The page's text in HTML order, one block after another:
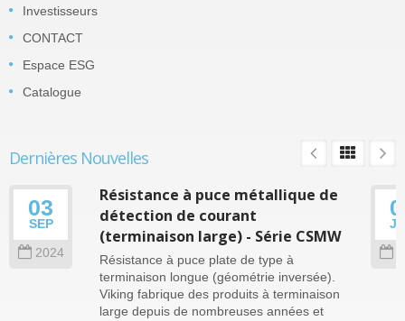
Investisseurs
CONTACT
Espace ESG
Catalogue
Dernières Nouvelles
03
SEP
2024
Résistance à puce métallique de
détection de courant
(terminaison large) - Série CSMW
Résistance à puce plate de type à
terminaison longue (géométrie inversée).
Viking fabrique des produits à terminaison
large depuis de nombreuses années et